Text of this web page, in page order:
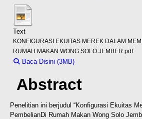
Text
KONFIGURASI EKUITAS MEREK DALAM
RUMAH MAKAN WONG SOLO JEMBER.pdf
Baca Disini (3MB)
Abstract
Penelitian ini berjudul “Konfigurasi Ekuitas
PembelianDi Rumah Makan Wong Solo